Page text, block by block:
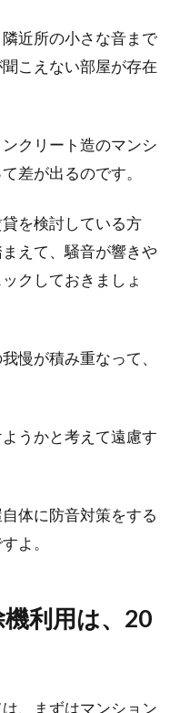
近所の小さな音まで
こえない部屋が存在
クリート造のマンシ
差が出るのです。
を検討している方
えて、騒音が響きや
クしておきましょ
慢が積み重なって、
うかと考えて遠慮す
体に防音対策をする
よ。
利用は、20
、まずはマンション